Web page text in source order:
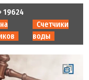
19624
Счетчики
воды